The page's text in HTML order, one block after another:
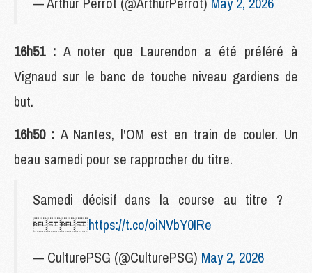
16h51 : A noter que Laurendon a été préféré à
Vignaud sur le banc de touche niveau gardiens de
but.
16h50 : A Nantes, l'OM est en train de couler. Un
beau samedi pour se rapprocher du titre.
Samedi décisif dans la course au titre ?
https://t.co/oiNVbY0IRe
— CulturePSG (@CulturePSG) May 2, 2026